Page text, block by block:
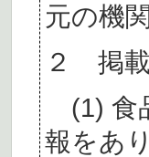
元の機
２ 掲載
(1) 食
報をあ